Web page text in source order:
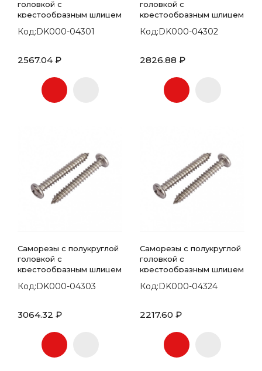
головкой с
крестообразным шлицем
Код:DK000-04301
2567.04 ₽
головкой с
крестообразным шлицем
Код:DK000-04302
2826.88 ₽
Саморезы с полукруглой
головкой с
крестообразным шлицем
Код:DK000-04303
3064.32 ₽
Саморезы с полукруглой
головкой с
крестообразным шлицем
Код:DK000-04324
2217.60 ₽